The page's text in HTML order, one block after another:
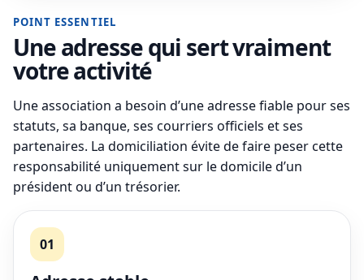
POINT ESSENTIEL
Une adresse qui sert vraiment
votre activité
Une association a besoin d’une adresse fiable pour ses
statuts, sa banque, ses courriers officiels et ses
partenaires. La domiciliation évite de faire peser cette
responsabilité uniquement sur le domicile d’un
président ou d’un trésorier.
01